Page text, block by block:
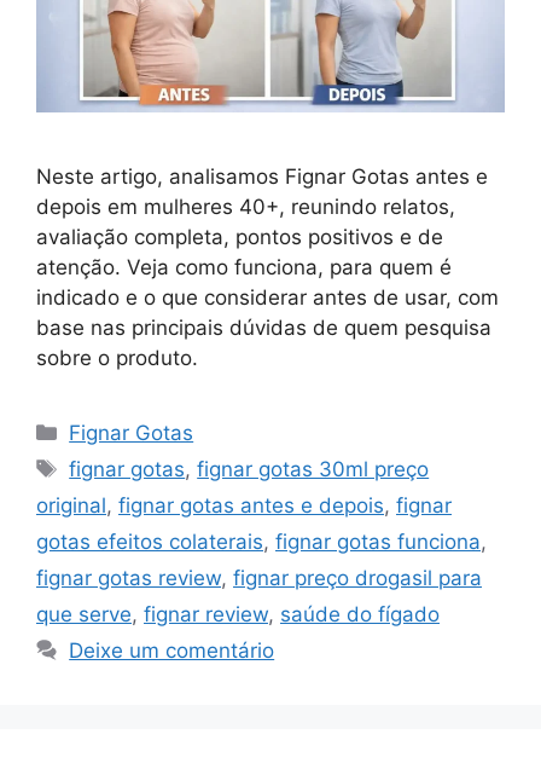
Neste artigo, analisamos Fignar Gotas antes e
depois em mulheres 40+, reunindo relatos,
avaliação completa, pontos positivos e de
atenção. Veja como funciona, para quem é
indicado e o que considerar antes de usar, com
base nas principais dúvidas de quem pesquisa
sobre o produto.
Categorias
Fignar Gotas
Tags
fignar gotas,fignar gotas 30ml preço
original, fignar gotas antes e depois, fignar
gotas efeitos colaterais, fignar gotas funciona,
fignar gotas review, fignar preço drogasil para
que serve, fignar review, saúde do fígado
Deixe um comentário